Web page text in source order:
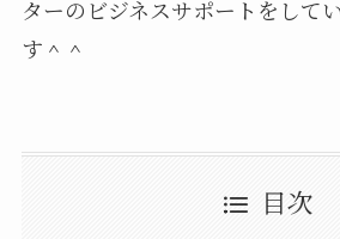
ターのビジネスサポートをして
す＾＾
目次